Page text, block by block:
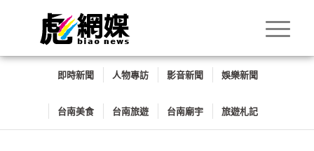
即時新聞 人物專訪 影音新聞 娛樂新聞
台南美食 台南旅遊 台南廟宇 旅遊札記